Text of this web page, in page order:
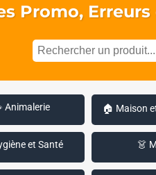
Promo,
Animalerie 🏠 Maison
et Santé 👗